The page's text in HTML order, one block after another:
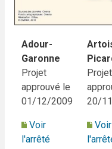
Adour-
Garonne
Projet
approuvé le
01/12/2009
Voir
l'arrêté
Projet
20/
Voir